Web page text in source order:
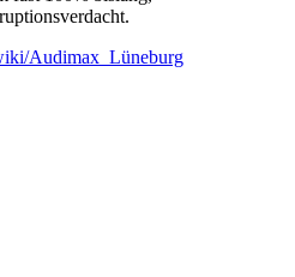
Audimax_Lüneburg